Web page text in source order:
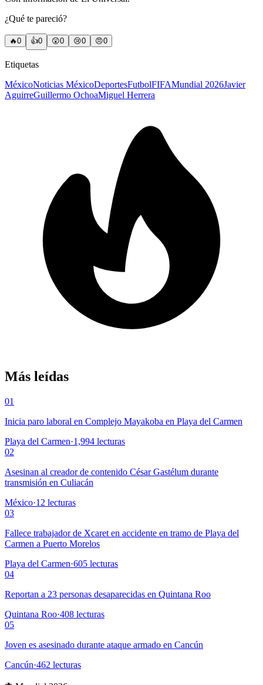
¿Qué te pareció?
🔥0 👍0 😲0 😢0 😠0
Etiquetas
MéxicoNoticias MéxicoDeportesFutbolFIFAMundial 2026Javier
AguirreGuillermo OchoaMiguel Herrera
Más leídas
01
Inicia paro laboral en Complejo Mayakoba en Playa del Carmen
Playa del Carmen·1,994 lecturas
02
Asesinan al creador de contenido César Gastélum durante
transmisión en Culiacán
México·12 lecturas
03
Fallece trabajador de Xcaret en accidente en tramo de Playa del
Carmen a Puerto Morelos
Playa del Carmen·605 lecturas
04
Reportan a 23 personas desaparecidas en Quintana Roo
Quintana Roo·408 lecturas
05
Joven es asesinado durante ataque armado en Cancún
Cancún·462 lecturas